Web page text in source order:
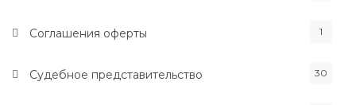
Соглашения оферты 1
Судебное представительство 30